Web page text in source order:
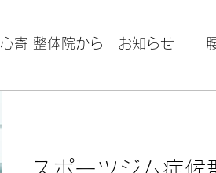
心寄 整体院から お知らせ